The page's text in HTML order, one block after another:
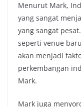
Menurut Mark,
yang sangat
yang sangat
seperti venue
akan menjadi
perkembangan
Mark.
Mark juga